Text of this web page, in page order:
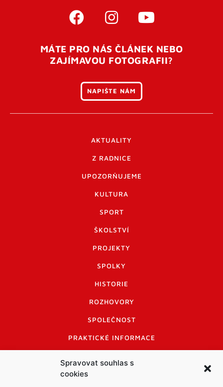
Spravovat souhlas s
cookies
MÁTE PRO NÁS ČLÁNEK NEBO
ZAJÍMAVOU FOTOGRAFII?
NAPIŠTE NÁM
AKTUALITY
Z RADNICE
UPOZORŇUJEME
KULTURA
SPORT
ŠKOLSTVÍ
PROJEKTY
SPOLKY
HISTORIE
ROZHOVORY
SPOLEČNOST
PRAKTICKÉ INFORMACE
INFORMACE A KODEX DISKUTUJÍCÍCH